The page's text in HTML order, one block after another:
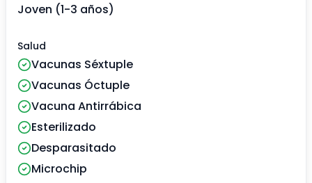
Joven (1-3 años)
Salud
Vacunas Séxtuple
Vacunas Óctuple
Vacuna Antirrábica
Esterilizado
Desparasitado
Microchip